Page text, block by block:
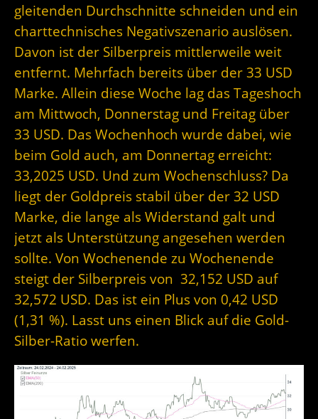
gleitenden Durchschnitte schneiden und ein
charttechnisches Negativszenario auslösen.
Davon ist der Silberpreis mittlerweile weit
entfernt. Mehrfach bereits über der 33 USD
Marke. Allein diese Woche lag das Tageshoch
am Mittwoch, Donnerstag und Freitag über
33 USD. Das Wochenhoch wurde dabei, wie
beim Gold auch, am Donnertag erreicht:
33,2025 USD. Und zum Wochenschluss? Da
liegt der Goldpreis stabil über der 32 USD
Marke, die lange als Widerstand galt und
jetzt als Unterstützung angesehen werden
sollte. Von Wochenende zu Wochenende
steigt der Silberpreis von 32,152 USD auf
32,572 USD. Das ist ein Plus von 0,42 USD
(1,31 %). Lasst uns einen Blick auf die Gold-
Silber-Ratio werfen.